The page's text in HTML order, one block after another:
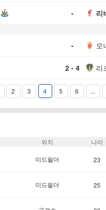
- 리
- 모
2 - 4 리
2 3 4 5 6 ...
위치 나이
미드필더 23
미드필더 25